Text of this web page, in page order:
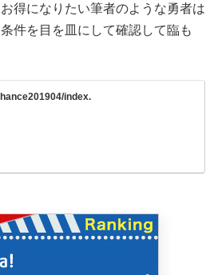
得になりたい筆者のような勇者は
件を目を皿にして確認して臨も
index.